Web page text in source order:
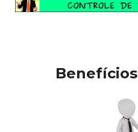
Benefícios